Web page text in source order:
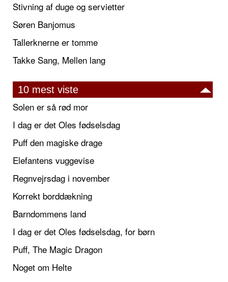
Stivning af duge og servietter
Søren Banjomus
Tallerknerne er tomme
Takke Sang, Mellen lang
10 mest viste
Solen er så rød mor
I dag er det Oles fødselsdag
Puff den magiske drage
Elefantens vuggevise
Regnvejrsdag i november
Korrekt borddækning
Barndommens land
I dag er det Oles fødselsdag, for børn
Puff, The Magic Dragon
Noget om Helte